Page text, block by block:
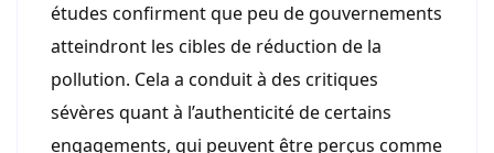
études confirment que peu de gouvernements
atteindront les cibles de réduction de la
pollution. Cela a conduit à des critiques
sévères quant à l’authenticité de certains
engagements, qui peuvent être perçus comme